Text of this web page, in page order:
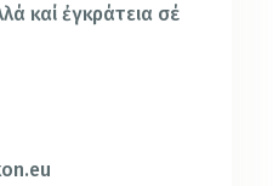
καί ἐγκράτεια σέ